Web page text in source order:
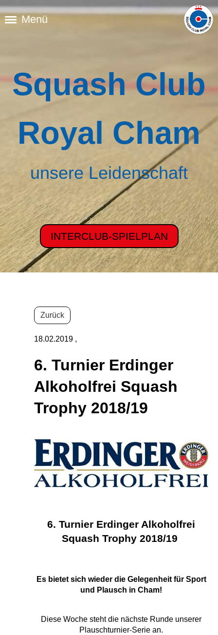
Menü
Squash Club
Royal Cham
unsere Leidenschaft
INTERCLUB-SPIELPLAN
Zurück
18.02.2019 ,
6. Turnier Erdinger
Alkoholfrei Squash
Trophy 2018/19
6. Turnier Erdinger Alkoholfrei
Squash Trophy 2018/19
Es bietet sich wieder die Gelegenheit für Sport
und Plausch in Cham!
Diese Woche steht die nächste Runde unserer
Plauschturnier-Serie an.